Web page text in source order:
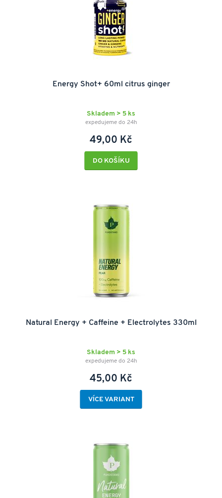
Energy Shot+ 60ml citrus ginger
Skladem > 5 ks
expedujeme do 24h
49,00 Kč
DO KOŠÍKU
Natural Energy + Caffeine + Electrolytes 330ml
Skladem > 5 ks
expedujeme do 24h
45,00 Kč
VÍCE VARIANT